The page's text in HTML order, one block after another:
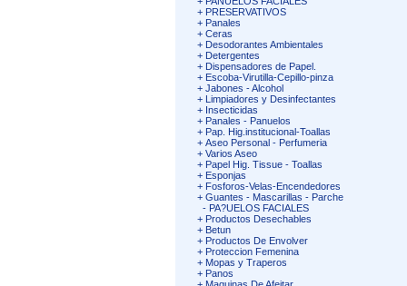
+ PRESERVATIVOS
+ Panales
+ Ceras
+ Desodorantes Ambientales
+ Detergentes
+ Dispensadores de Papel.
+ Escoba-Virutilla-Cepillo-pinza
+ Jabones - Alcohol
+ Limpiadores y Desinfectantes
+ Insecticidas
+ Panales - Panuelos
+ Pap. Hig.institucional-Toallas
+ Aseo Personal - Perfumeria
+ Varios Aseo
+ Papel Hig. Tissue - Toallas
+ Esponjas
+ Fosforos-Velas-Encendedores
+ Guantes - Mascarillas - Parche
- PA?UELOS FACIALES
+ Productos Desechables
+ Betun
+ Productos De Envolver
+ Proteccion Femenina
+ Mopas y Traperos
+ Panos